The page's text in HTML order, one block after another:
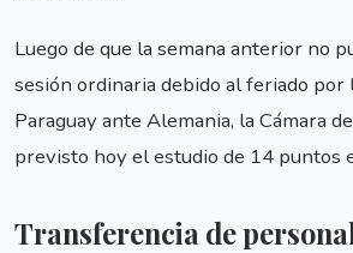
Luego de que la semana anterior no
sesión ordinaria debido al feriado por
Paraguay ante Alemania, la Cámara
previsto hoy el estudio de 14 puntos
Transferencia de